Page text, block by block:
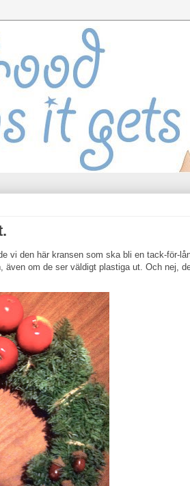
vi den här kransen som ska bli en tack-för-
även om de ser väldigt plastiga ut. Och nej,